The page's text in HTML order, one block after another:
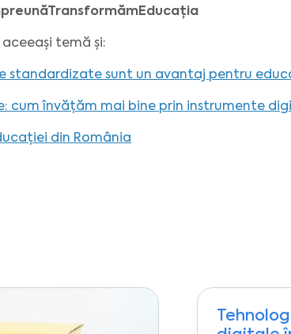
temă și:
standardizate sunt un avantaj pentru
cum învățăm mai bine prin instrumente
din România